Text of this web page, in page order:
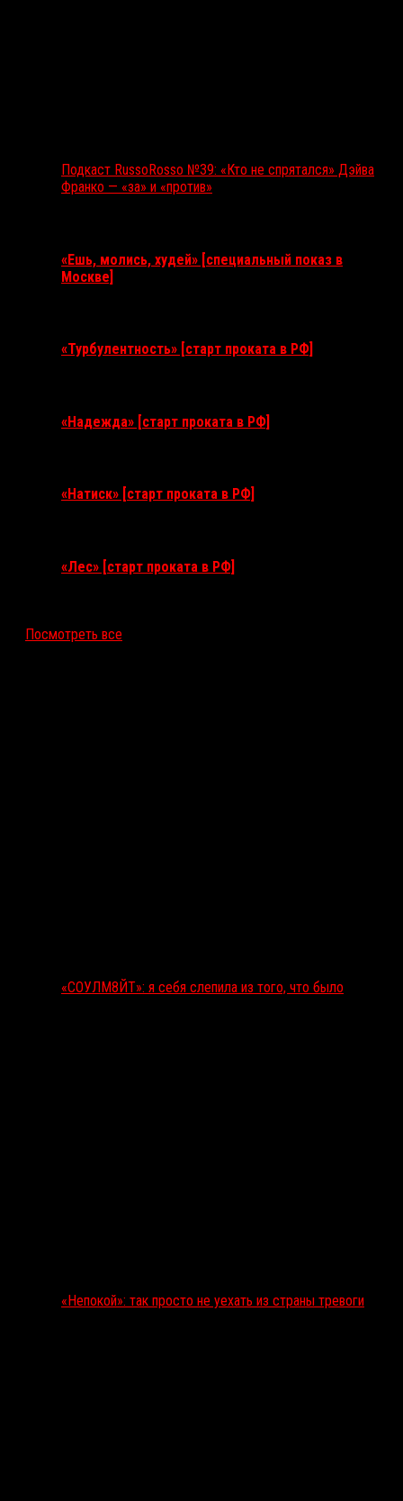
Подкаст RussoRosso №39: «Кто не спрятался» Дэйва
Франко — «за» и «против»
«Ешь, молись, худей» [специальный показ в
Москве]
«Турбулентность» [старт проката в РФ]
«Надежда» [старт проката в РФ]
«Натиск» [старт проката в РФ]
«Лес» [старт проката в РФ]
Посмотреть все
«СОУЛМ8ЙТ»: я себя слепила из того, что было
«Непокой»: так просто не уехать из страны тревоги